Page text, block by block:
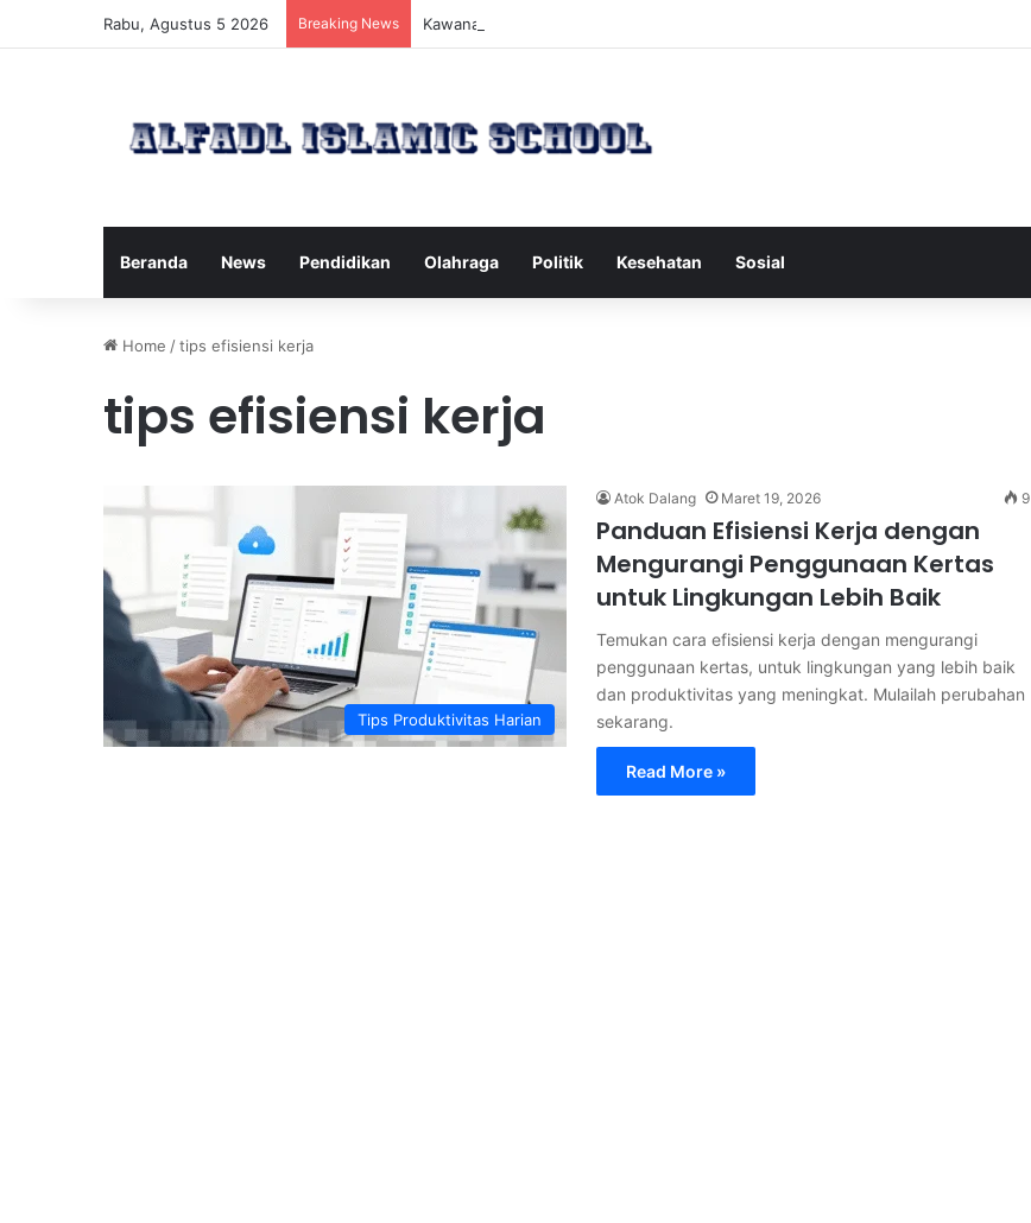
Rabu, Agustus 5 2026 Breaking News Kawanan Lebah Serang Tol Bali Mandara, BKSDA Rincikan Penyebabnya
Beranda News Pendidikan Olahraga Politik Kesehatan Sosial
Home /tips efisiensi kerja
tips efisiensi kerja
Tips Produktivitas Harian
Atok Dalang Maret 19, 2026 9
Panduan Efisiensi Kerja dengan
Mengurangi Penggunaan Kertas
untuk Lingkungan Lebih Baik
Temukan cara efisiensi kerja dengan mengurangi
penggunaan kertas, untuk lingkungan yang lebih baik
dan produktivitas yang meningkat. Mulailah perubahan
sekarang.
Read More »